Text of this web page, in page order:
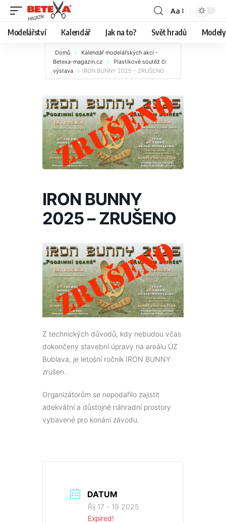
Aa
Modelářství Kalendář Jak na to? Svět hradů
Domů
Kalendář modelářských akcí -
Betexa-magazin.cz
Plastikové soutěž či
výstava
IRON BUNNY 2025 – ZRUŠENO
IRON BUNNY
2025 – ZRUŠENO
Z technických důvodů, kdy nebudou včas
dokončeny stavební úpravy na areálu ÚZ
Bublava, je letošní ročník IRON BUNNY
zrušen.
Organizátorům se nepodařilo zajistit
adekvátní a důstojné náhradní prostory
vybavené pro konání závodu.
DATUM
Říj 17 - 19 2025
Expired!